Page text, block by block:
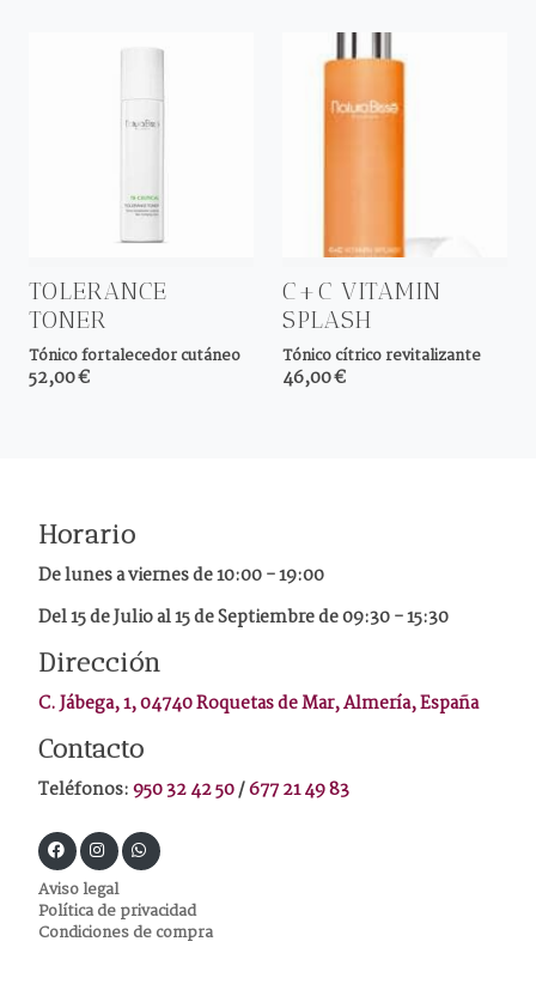
TOLERANCE
TONER
Tónico fortalecedor cutáneo
52,00 €
C+C VITAMIN
SPLASH
Tónico cítrico revitalizante
46,00 €
Horario
De lunes a viernes de10:00 - 19:00
Del 15 de Julio al 15 de Septiembre de 09:30 - 15:30
Dirección
C. Jábega, 1, 04740 Roquetas de Mar, Almería, España
Contacto
Teléfonos:950 32 42 50/677 21 49 83
Aviso legal
Política de privacidad
Condiciones de compra